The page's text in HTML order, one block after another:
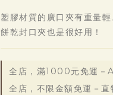
塑膠材質的廣口夾有重量
餅乾封口夾也是很好用！
全店，滿1000元免運－
全店，不限金額免運－直